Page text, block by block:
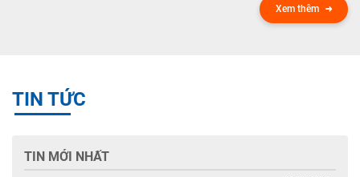
Xem thêm
TIN TỨC
TIN MỚI NHẤT